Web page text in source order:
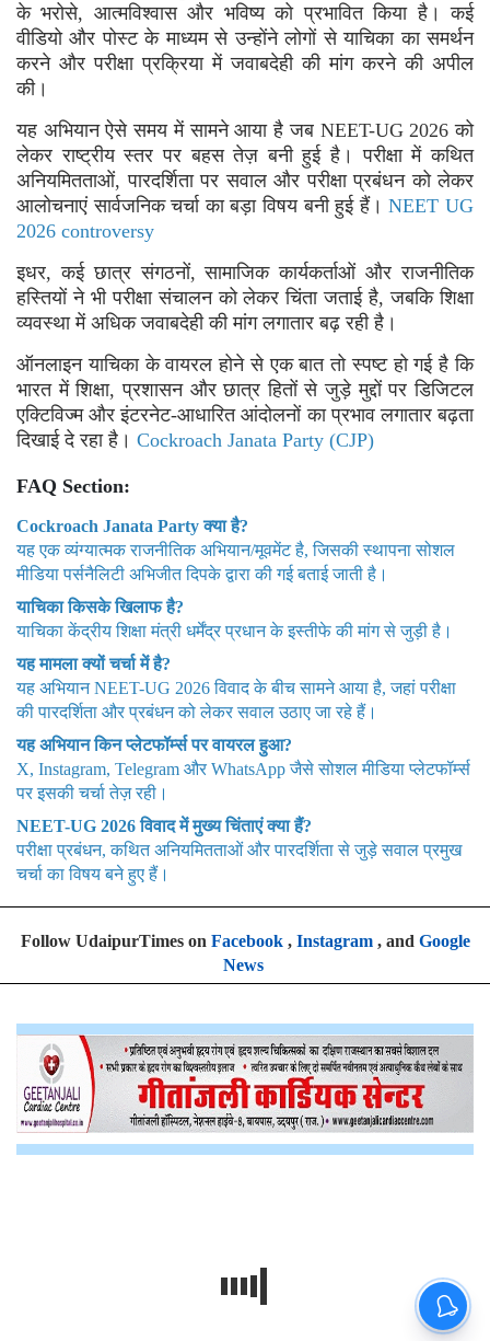
के भरोसे, आत्मविश्वास और भविष्य को प्रभावित किया है। कई
वीडियो और पोस्ट के माध्यम से उन्होंने लोगों से याचिका का समर्थन
करने और परीक्षा प्रक्रिया में जवाबदेही की मांग करने की अपील
की।
यह अभियान ऐसे समय में सामने आया है जब NEET-UG 2026 को
लेकर राष्ट्रीय स्तर पर बहस तेज़ बनी हुई है। परीक्षा में कथित
अनियमितताओं, पारदर्शिता पर सवाल और परीक्षा प्रबंधन को लेकर
आलोचनाएं सार्वजनिक चर्चा का बड़ा विषय बनी हुई हैं। NEET UG
2026 controversy
इधर, कई छात्र संगठनों, सामाजिक कार्यकर्ताओं और राजनीतिक
हस्तियों ने भी परीक्षा संचालन को लेकर चिंता जताई है, जबकि शिक्षा
व्यवस्था में अधिक जवाबदेही की मांग लगातार बढ़ रही है।
ऑनलाइन याचिका के वायरल होने से एक बात तो स्पष्ट हो गई है कि
भारत में शिक्षा, प्रशासन और छात्र हितों से जुड़े मुद्दों पर डिजिटल
एक्टिविज्म और इंटरनेट-आधारित आंदोलनों का प्रभाव लगातार बढ़ता
दिखाई दे रहा है। Cockroach Janata Party (CJP)
FAQ Section:
Cockroach Janata Party क्या है?
यह एक व्यंग्यात्मक राजनीतिक अभियान/मूवमेंट है, जिसकी स्थापना सोशल
मीडिया पर्सनैलिटी अभिजीत दिपके द्वारा की गई बताई जाती है।
याचिका किसके खिलाफ है?
याचिका केंद्रीय शिक्षा मंत्री धर्मेंद्र प्रधान के इस्तीफे की मांग से जुड़ी है।
यह मामला क्यों चर्चा में है?
यह अभियान NEET-UG 2026 विवाद के बीच सामने आया है, जहां परीक्षा
की पारदर्शिता और प्रबंधन को लेकर सवाल उठाए जा रहे हैं।
यह अभियान किन प्लेटफॉर्म्स पर वायरल हुआ?
X, Instagram, Telegram और WhatsApp जैसे सोशल मीडिया प्लेटफॉर्म्स
पर इसकी चर्चा तेज़ रही।
NEET-UG 2026 विवाद में मुख्य चिंताएं क्या हैं?
परीक्षा प्रबंधन, कथित अनियमितताओं और पारदर्शिता से जुड़े सवाल प्रमुख
चर्चा का विषय बने हुए हैं।
Follow UdaipurTimes on Facebook, Instagram, and Google
News